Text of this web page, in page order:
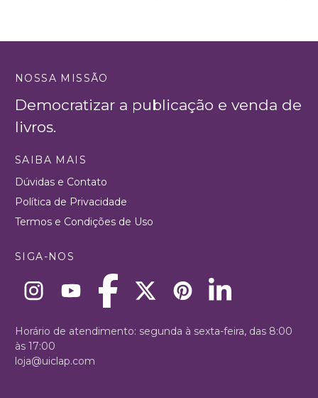
NOSSA MISSÃO
Democratizar a publicação e venda de
livros.
SAIBA MAIS
Dúvidas e Contato
Política de Privacidade
Termos e Condições de Uso
SIGA-NOS
Horário de atendimento: segunda à sexta-feira, das 8:00
às 17:00
loja@uiclap.com